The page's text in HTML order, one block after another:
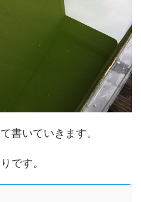
書いていきます。
です。